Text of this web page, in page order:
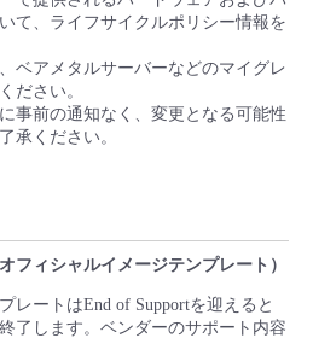
て、ライフサイクルポリシー情報を
ベアメタルサーバーなどのマイグレ
ださい。
事前の通知なく、変更となる可能性
承ください。
フィシャルイメージテンプレート）
レートはEnd of Supportを迎えると
了します。ベンダーのサポート内容